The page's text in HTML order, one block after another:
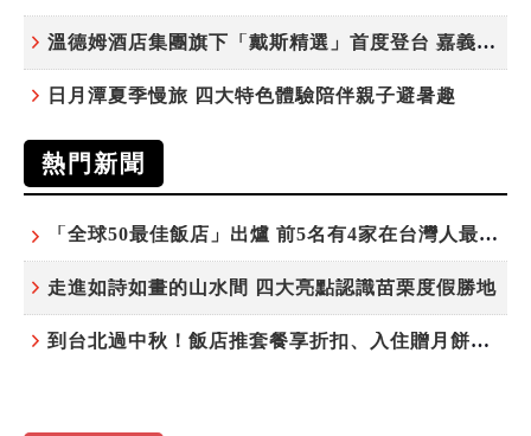
溫德姆酒店集團旗下「戴斯精選」首度登台 嘉義首店揭新幕
日月潭夏季慢旅 四大特色體驗陪伴親子避暑趣
熱門新聞
「全球50最佳飯店」出爐 前5名有4家在台灣人最常去的城市！
走進如詩如畫的山水間 四大亮點認識苗栗度假勝地
到台北過中秋！飯店推套餐享折扣、入住贈月餅禮盒